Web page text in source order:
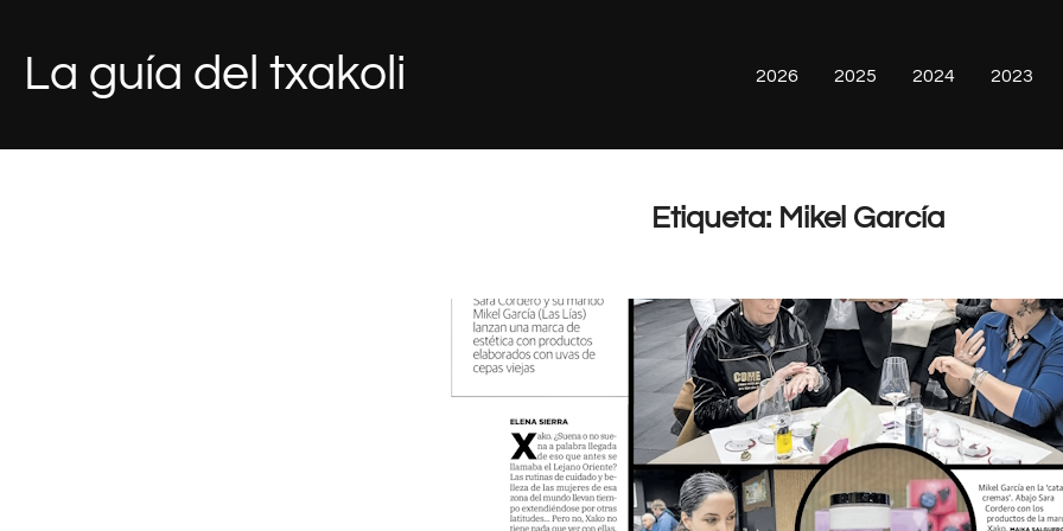
contenido
La guía del txakoli 2026 2025 2024 2023
Etiqueta: Mikel García